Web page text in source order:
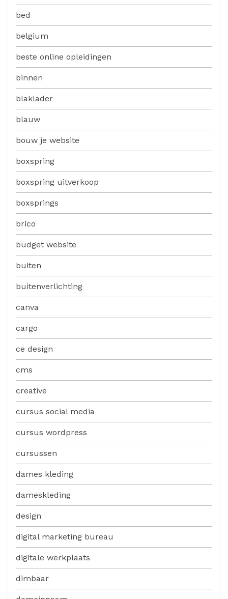
bed
belgium
beste online opleidingen
binnen
blaklader
blauw
bouw je website
boxspring
boxspring uitverkoop
boxsprings
brico
budget website
buiten
buitenverlichting
canva
cargo
ce design
cms
creative
cursus social media
cursus wordpress
cursussen
dames kleding
dameskleding
design
digital marketing bureau
digitale werkplaats
dimbaar